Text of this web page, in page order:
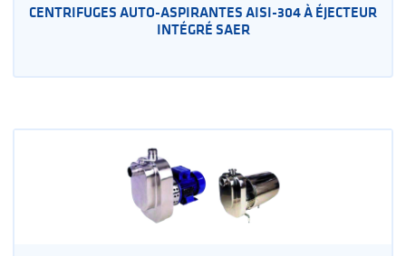
CENTRIFUGES AUTO-ASPIRANTES AISI-304 À ÉJECTEUR
INTÉGRÉ SAER